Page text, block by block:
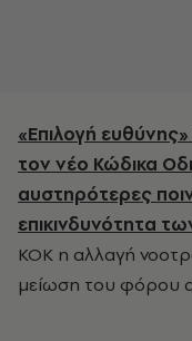
«Επιλογή
τον νέο Κώδικα
αυστηρότερες
επικινδυνότητα
ΚΟΚ η αλλαγή
μείωση του φόρου